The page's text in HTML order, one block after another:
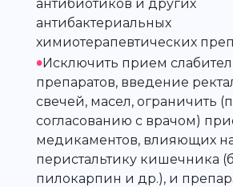
антибиотиков и других
антибактериальных
химиотерапевтических
•Исключить прием
препаратов, введение
свечей, масел, ограничить
согласованию с врачом)
медикаментов, влияющих
перистальтику кишечника
пилокарпин и др.), и